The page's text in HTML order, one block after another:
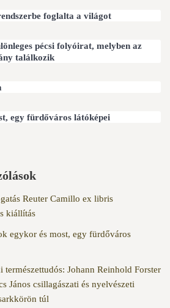
foglalta a világot
pécsi folyóirat, melyben az
találkozik
egy fürdőváros látóképei
Reuter Camillo ex libris
kiállítás
egykor és most, egy fürdőváros
természettudós: Johann Reinhold Forster
János csillagászati és nyelvészeti
túl